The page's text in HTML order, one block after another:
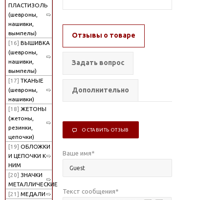
ПЛАСТИЗОЛЬ
(шевроны,
нашивки,
вымпелы)
[16] ВЫШИВКА
(шевроны,
нашивки,
вымпелы)
[17] ТКАНЫЕ
(шевроны,
нашивки)
[18] ЖЕТОНЫ
(жетоны,
резинки,
цепочки)
[19] ОБЛОЖКИ
И ЦЕПОЧКИ К
НИМ
[20] ЗНАЧКИ
МЕТАЛЛИЧЕСКИЕ
[21] МЕДАЛИ
Отзывы о товаре
Задать вопрос
Дополнительно
ОСТАВИТЬ ОТЗЫВ
Ваше имя*
Текст сообщения*